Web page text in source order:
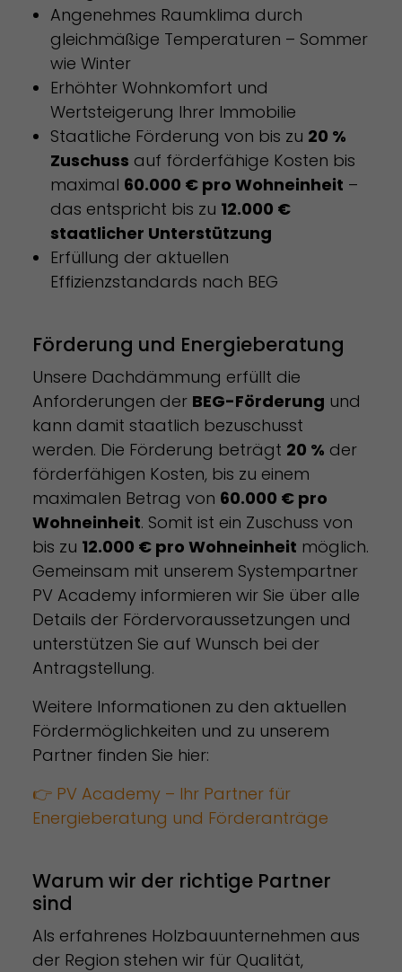
Angenehmes Raumklima durch
gleichmäßige Temperaturen – Sommer
wie Winter
Erhöhter Wohnkomfort und
Wertsteigerung Ihrer Immobilie
Staatliche Förderung von bis zu 20 %
Zuschuss auf förderfähige Kosten bis
maximal 60.000 € pro Wohneinheit –
das entspricht bis zu 12.000 €
staatlicher Unterstützung
Erfüllung der aktuellen
Effizienzstandards nach BEG
Förderung und Energieberatung
Unsere Dachdämmung erfüllt die
Anforderungen der BEG-Förderung und
kann damit staatlich bezuschusst
werden. Die Förderung beträgt 20 % der
förderfähigen Kosten, bis zu einem
maximalen Betrag von 60.000 € pro
Wohneinheit. Somit ist ein Zuschuss von
bis zu 12.000 € pro Wohneinheit möglich.
Gemeinsam mit unserem Systempartner
PV Academy informieren wir Sie über alle
Details der Fördervoraussetzungen und
unterstützen Sie auf Wunsch bei der
Antragstellung.
Weitere Informationen zu den aktuellen
Fördermöglichkeiten und zu unserem
Partner finden Sie hier:
👉 PV Academy – Ihr Partner für
Energieberatung und Förderanträge
Warum wir der richtige Partner
sind
Als erfahrenes Holzbauunternehmen aus
der Region stehen wir für Qualität,